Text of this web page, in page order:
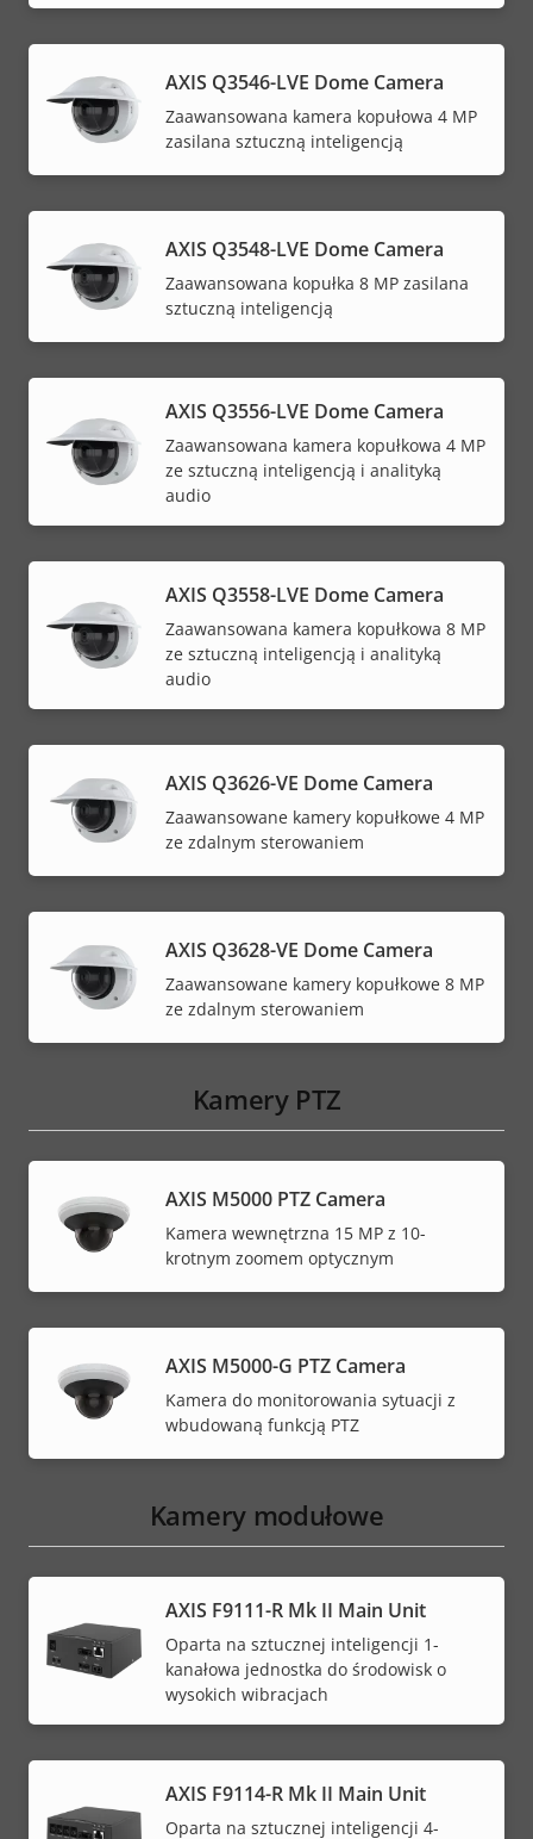
AXIS Q3546-LVE Dome Camera
Zaawansowana kamera kopułowa 4 MP
zasilana sztuczną inteligencją
AXIS Q3548-LVE Dome Camera
Zaawansowana kopułka 8 MP zasilana
sztuczną inteligencją
AXIS Q3556-LVE Dome Camera
Zaawansowana kamera kopułkowa 4 MP
ze sztuczną inteligencją i analityką
audio
AXIS Q3558-LVE Dome Camera
Zaawansowana kamera kopułkowa 8 MP
ze sztuczną inteligencją i analityką
audio
AXIS Q3626-VE Dome Camera
Zaawansowane kamery kopułkowe 4 MP
ze zdalnym sterowaniem
AXIS Q3628-VE Dome Camera
Zaawansowane kamery kopułkowe 8 MP
ze zdalnym sterowaniem
Kamery PTZ
AXIS M5000 PTZ Camera
Kamera wewnętrzna 15 MP z 10-
krotnym zoomem optycznym
AXIS M5000-G PTZ Camera
Kamera do monitorowania sytuacji z
wbudowaną funkcją PTZ
Kamery modułowe
AXIS F9111-R Mk II Main Unit
Oparta na sztucznej inteligencji 1-
kanałowa jednostka do środowisk o
wysokich wibracjach
AXIS F9114-R Mk II Main Unit
Oparta na sztucznej inteligencji 4-